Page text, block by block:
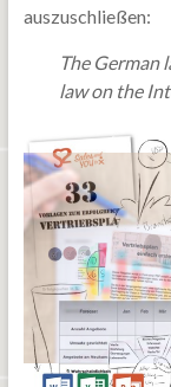
auszuschließen:
The German
law on the